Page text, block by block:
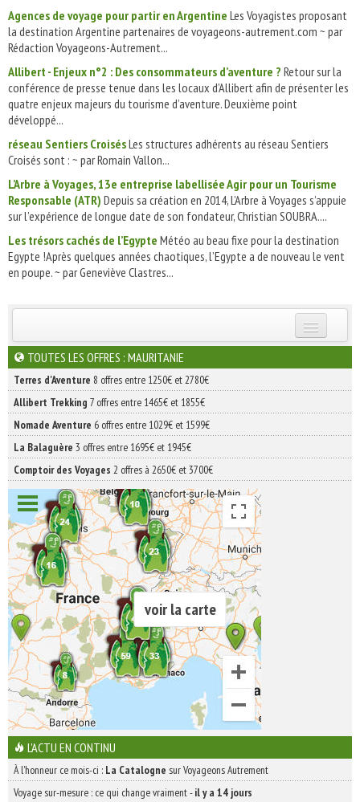
Agences de voyage pour partir en Argentine Les Voyagistes proposant
la destination Argentine partenaires de voyageons-autrement.com ~ par
Rédaction Voyageons-Autrement...
Allibert - Enjeux n°2 : Des consommateurs d’aventure ? Retour sur la
conférence de presse tenue dans les locaux d’Allibert afin de présenter les
quatre enjeux majeurs du tourisme d’aventure. Deuxième point
développé...
réseau Sentiers CroisésLes structures adhérents au réseau Sentiers
Croisés sont : ~ par Romain Vallon...
L’Arbre à Voyages, 13e entreprise labellisée Agir pour un Tourisme
Responsable (ATR) Depuis sa création en 2014, L’Arbre à Voyages s’appuie
sur l’expérience de longue date de son fondateur, Christian SOUBRA....
Les trésors cachés de l’Egypte Météo au beau fixe pour la destination
Egypte !Après quelques années chaotiques, l’Egypte a de nouveau le vent
en poupe. ~ par Geneviève Clastres...
INSCRIVEZ-VOUS | ABONNEZ-VOUS
TOUTES LES OFFRES : MAURITANIE
Terres d'Aventure 8 offres entre 1250€ et 2780€
Allibert Trekking 7 offres entre 1465€ et 1855€
Nomade Aventure 6 offres entre 1029€ et 1599€
La Balaguère 3 offres entre 1695€ et 1945€
Comptoir des Voyages 2 offres à 2650€ et 3700€
voir la carte
L'ACTU EN CONTINU
À l'honneur ce mois-ci : La Catalogne sur Voyageons Autrement
Voyage sur-mesure : ce qui change vraiment-il y a 14 jours